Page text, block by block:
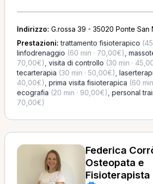
Indirizzo: G.rossa 39 - 35020 Ponte San
Prestazioni:trattamento fisioterapico
linfodrenaggio (60 min · 70,00€)
70,00€) visita di controllo (30 min ·
tecarterapia (30 min · 50,00€)
40,00€) prima visita fisioterapica (60
ecografia (20 min · 90,00€) personal
70,00€)
Federica
Osteopata e
Fisioterapista